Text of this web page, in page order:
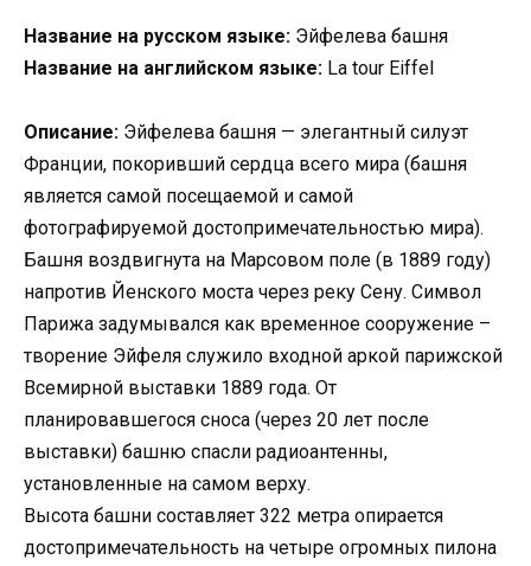
Название на русском языке: Эйфелева башня
Название на английском языке: La tour Eiffel
Описание: Эйфелева башня — элегантный силуэт
Франции, покоривший сердца всего мира (башня
является самой посещаемой и самой
фотографируемой достопримечательностью мира).
Башня воздвигнута на Марсовом поле (в 1889 году)
напротив Йенского моста через реку Сену. Символ
Парижа задумывался как временное сооружение –
творение Эйфеля служило входной аркой парижской
Всемирной выставки 1889 года. От
планировавшегося сноса (через 20 лет после
выставки) башню спасли радиоантенны,
установленные на самом верху.
Высота башни составляет 322 метра опирается
достопримечательность на четыре огромных пилона